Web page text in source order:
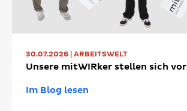
30.07.2026 | ARBEITSWELT
Unsere mitWIRker stellen sich vor
Im Blog lesen